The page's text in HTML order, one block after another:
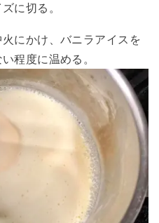
に切る。
にかけ、バニラアイスを
程度に温める。